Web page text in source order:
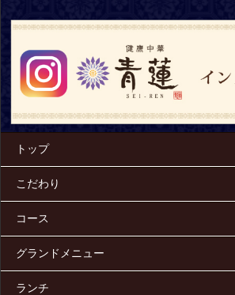
トップ
こだわり
コース
グランドメニュー
ランチ